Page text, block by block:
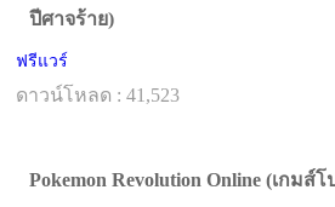
ปีศาจร้าย)
ฟรีแวร์
ดาวน์โหลด : 41,523
Pokemon Revolution Online (เกมส์